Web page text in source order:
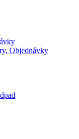
Objednávky